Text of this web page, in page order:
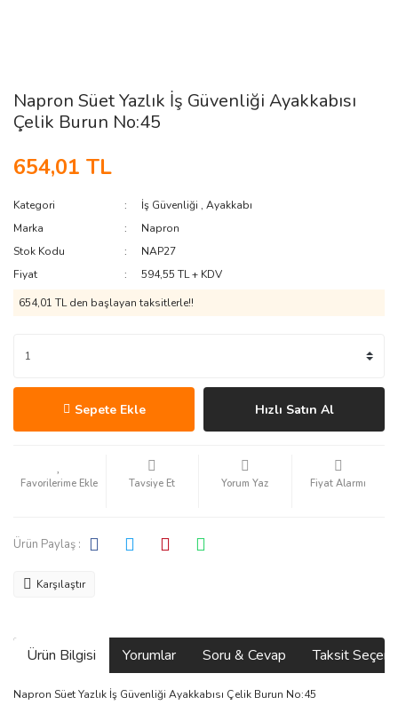
Napron Süet Yazlık İş Güvenliği Ayakkabısı
Çelik Burun No:45
654,01 TL
Kategori İş Güvenliği ,Ayakkabı
Marka
Napron
Stok Kodu
NAP27
Fiyat
594,55 TL + KDV
654,01 TL den başlayan taksitlerle!!
Sepete Ekle Hızlı Satın Al
Tavsiye Et Yorum Yaz Fiyat Alarmı
Ürün Paylaş :
Karşılaştır
Ürün Bilgisi Yorumlar Soru & Cevap Taksit
Napron Süet Yazlık İş Güvenliği Ayakkabısı Çelik Burun No:45